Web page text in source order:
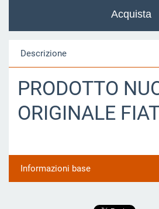
Descrizione
PRODOTTO
ORIGINALE
Informazioni base